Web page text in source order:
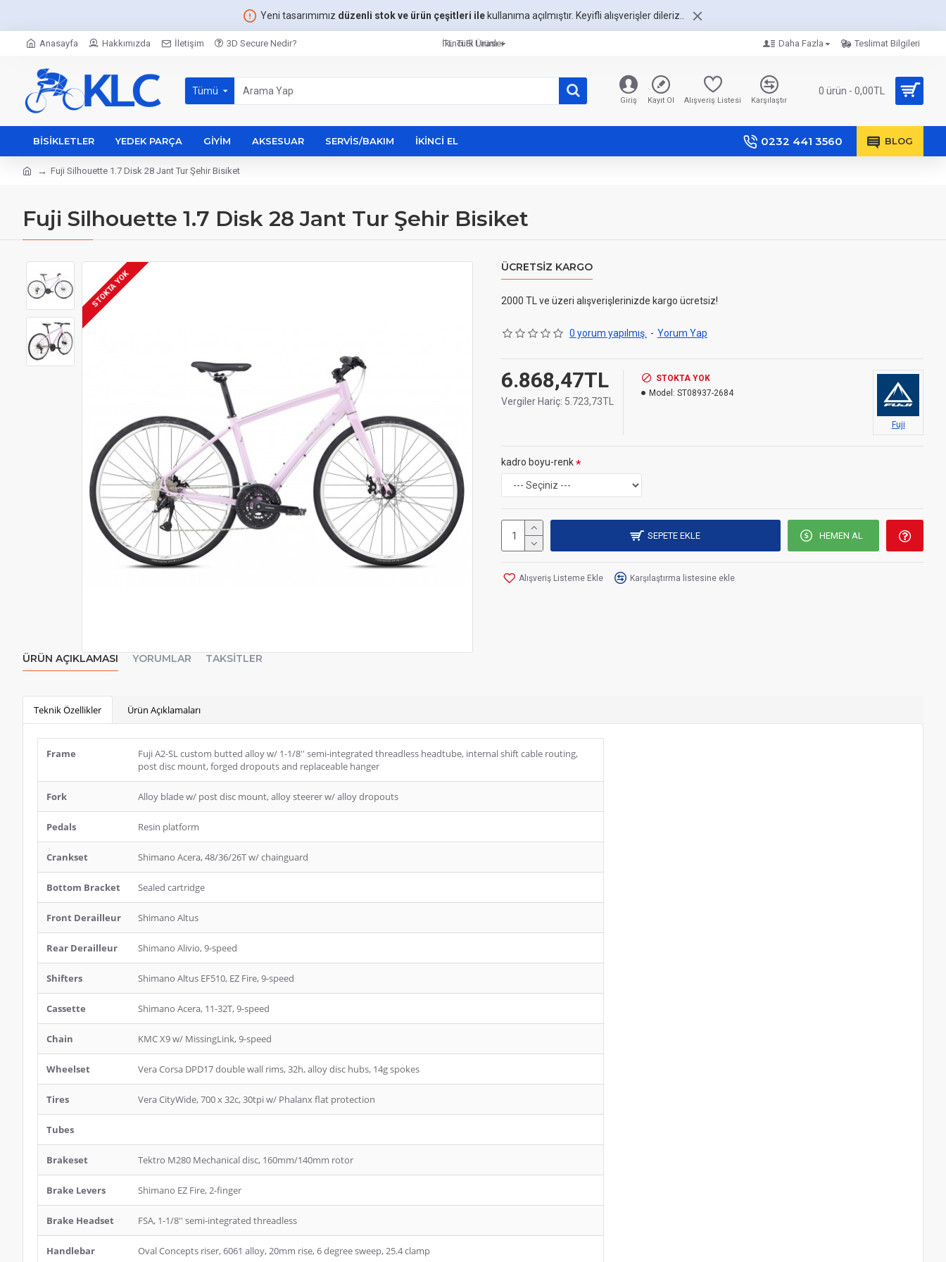
Yeni tasarımımız düzenli stok ve ürün çeşitleri ilekullanıma açılmıştır. Keyifli alışverişler dileriz..
Anasayfa Hakkımızda İletişim 3D Secure Nedir? İkinci El Ürünler
TL Türk Lirası Daha Fazla Teslimat Bilgileri
Tümü
Giriş Kayıt Ol Alışveriş Listesi Karşılaştır
0 ürün - 0,00TL
BISIKLETLER YEDEK PARÇA GIYIM AKSESUAR SERVIS/BAKIM İKINCI EL 0232 441 3560 BLOG
Fuji Silhouette 1.7 Disk 28 Jant Tur Şehir Bisiket
Fuji Silhouette 1.7 Disk 28 Jant Tur Şehir Bisiket
STOKTA YOK
ÜCRETSIZ KARGO
2000 TL ve üzeri alışverişlerinizde kargo ücretsiz!
0 yorum yapılmış. - Yorum Yap
6.868,47TL
Vergiler Hariç: 5.723,73TL
STOKTA YOK
Model: ST08937-2684
Fuji
kadro boyu-renk
SEPETE EKLE HEMEN AL
Alışveriş Listeme Ekle Karşılaştırma listesine ekle
ÜRÜN AÇIKLAMASI YORUMLAR TAKSITLER
Teknik Özellikler Ürün Açıklamaları
Frame
Fuji A2-SL custom butted alloy w/ 1-1/8'' semi-integrated threadless headtube, internal shift cable routing,
post disc mount, forged dropouts and replaceable hanger
Fork Alloy blade w/ post disc mount, alloy steerer w/ alloy dropouts
Pedals Resin platform
Crankset Shimano Acera, 48/36/26T w/ chainguard
Bottom Bracket Sealed cartridge
Front Derailleur Shimano Altus
Rear Derailleur Shimano Alivio, 9-speed
Shifters Shimano Altus EF510, EZ Fire, 9-speed
Cassette Shimano Acera, 11-32T, 9-speed
Chain KMC X9 w/ MissingLink, 9-speed
Wheelset Vera Corsa DPD17 double wall rims, 32h, alloy disc hubs, 14g spokes
Tires Vera CityWide, 700 x 32c, 30tpi w/ Phalanx flat protection
Tubes
Brakeset Tektro M280 Mechanical disc, 160mm/140mm rotor
Brake Levers Shimano EZ Fire, 2-finger
Brake Headset FSA, 1-1/8'' semi-integrated threadless
Handlebar Oval Concepts riser, 6061 alloy, 20mm rise, 6 degree sweep, 25.4 clamp